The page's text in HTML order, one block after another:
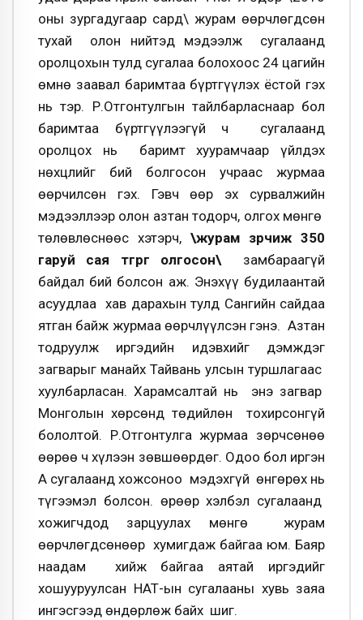
оны зургадугаар сард\ журам өөрчлөгдсөн
тухай олон нийтэд мэдээлж сугалаанд
оролцохын тулд сугалаа болохоос 24 цагийн
өмнө заавал баримтаа бүртгүүлэх ёстой гэх
нь тэр. Р.Отгонтулгын тайлбарласнаар бол
баримтаа бүртгүүлээгүй ч сугалаанд
оролцох нь баримт хуурамчаар үйлдэх
нөхцлийг бий болгосон учраас журмаа
өөрчилсөн гэх. Гэвч өөр эх сурвалжийн
мэдээллээр олон азтан тодорч, олгох мөнгө
төлөвлөснөөс хэтэрч, \журам зөрчиж 350
гаруй сая төгрөг олгосон\ замбараагүй
байдал бий болсон аж. Энэхүү будилаантай
асуудлаа хав дарахын тулд Сангийн сайдаа
ятган байж журмаа өөрчлүүлсэн гэнэ. Азтан
тодруулж иргэдийн идэвхийг дэмждэг
загварыг манайх Тайвань улсын туршлагаас
хуулбарласан. Харамсалтай нь энэ загвар
Монголын хөрсөнд төдийлөн тохирсонгүй
бололтой. Р.Отгонтулга журмаа зөрчсөнөө
өөрөө ч хүлээн зөвшөөрдөг. Одоо бол иргэн
А сугалаанд хожсоноо мэдэхгүй өнгөрөх нь
түгээмэл болсон. Өөрөөр хэлбэл сугалаанд
хожигчдод зарцуулах мөнгө журам
өөрчлөгдсөнөөр хумигдаж байгаа юм. Баяр
наадам хийж байгаа аятай иргэдийг
хошууруулсан НӨАТ-ын сугалааны хувь заяа
ингэсгээд өндөрлөж байх шиг.